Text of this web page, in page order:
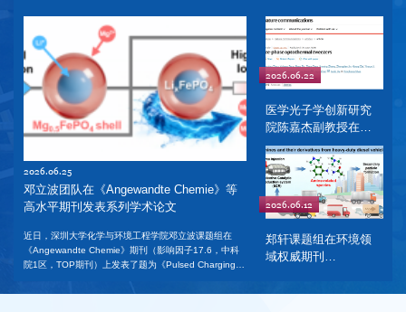
2026.06.25
邓立波团队在《Angewandte Chemie》等
高水平期刊发表系列学术论文
近日，深圳大学化学与环境工程学院邓立波课题组在
《Angewandte Chemie》期刊（影响因子17.6，中科
院1区，TOP期刊）上发表了题为《Pulsed Charging-
Stable Iron Phosphate Electrode for Ultrafast E...
2026.06.22
医学光子学创新研究
院陈嘉杰副教授在
Nature
Communications发表
研究成果...​
2026.06.12
郑轩课题组在环境领
域权威期刊